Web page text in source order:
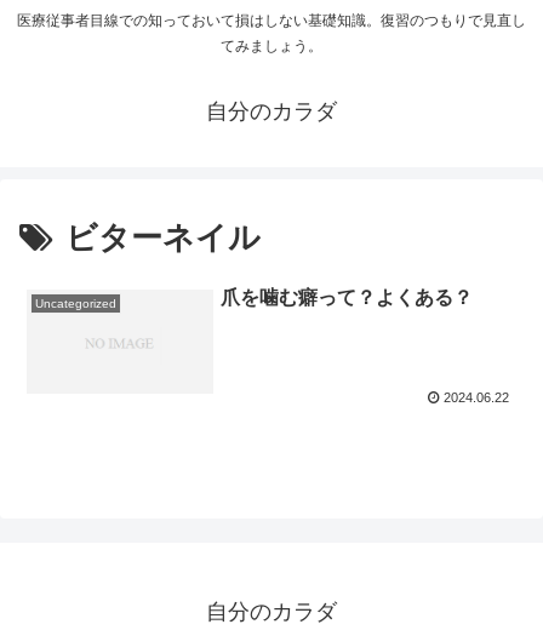
医療従事者目線での知っておいて損はしない基礎知識。復習のつもりで見直し
てみましょう。
自分のカラダ
ビターネイル
Uncategorized 爪を噛む癖って？よくある？
2024.06.22
自分のカラダ